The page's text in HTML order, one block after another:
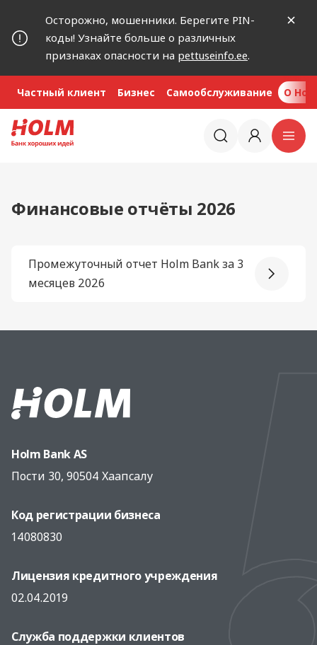
Осторожно, мошенники. Берегите PIN-
коды! Узнайте больше о различных
признаках опасности на pettuseinfo.ee.
Частный клиент Бизнес Самообслуживание O
Финансовые отчёты 2026
Промежуточный отчет Holm Bank за 3
месяцев 2026
Holm Bank AS
Пости 30, 90504 Хаапсалу
Код регистрации бизнеса
14080830
Лицензия кредитного учреждения
02.04.2019
Служба поддержки клиентов